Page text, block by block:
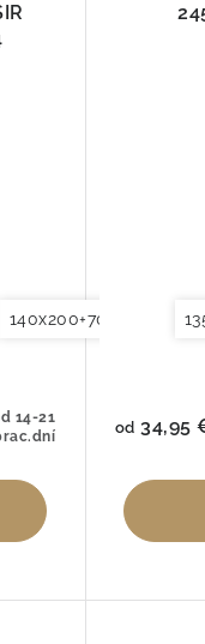
140x200+70x90cm
14-21
od 34,95